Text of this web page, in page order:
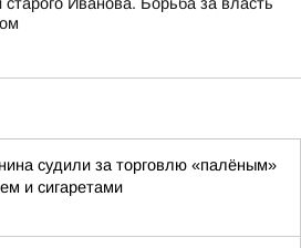
судили за торговлю «палёным»
и сигаретами